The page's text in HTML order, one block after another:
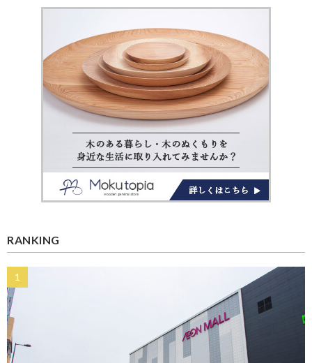
RANKING